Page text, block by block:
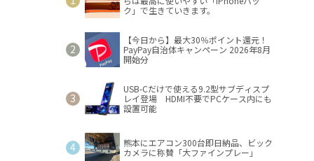
ク」で生きていきます。
【今日から】最大30％ポイント還元！
PayPay自治体キャンペーン 2026年8月
開始分
USB-Cだけで使える9.2型サブディスプ
レイ登場 HDMI不要でPCケース内にも
設置可能
熊本にエアコン300台即日納品、ビック
カメラに称賛「大ファインプレー」